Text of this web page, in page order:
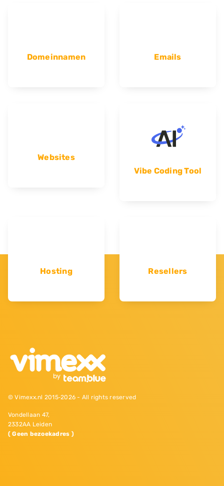
Domeinnamen Emails
Websites
Vibe Coding Tool
Hosting Resellers
© Vimexx.nl 2015‐2026 - All rights reserved
Vondellaan 47,
2332AA Leiden
( Geen bezoekadres )